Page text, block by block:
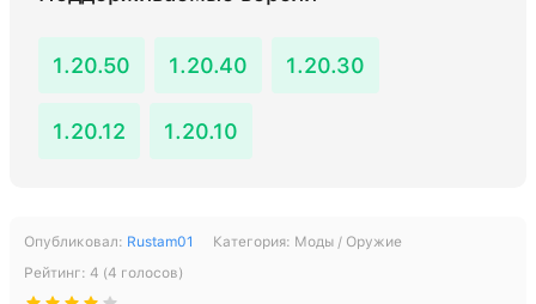
1.20.50 1.20.40 1.20.30
1.20.12 1.20.10
Опубликовал: Rustam01 Категория: Моды / Оружие
Рейтинг: 4 (4 голосов)